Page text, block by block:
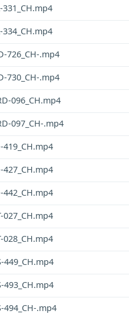
331_CH.mp4
334_CH.mp4
726_CH-.mp4
730_CH-.mp4
096_CH.mp4
097_CH-.mp4
419_CH.mp4
427_CH.mp4
442_CH.mp4
027_CH.mp4
028_CH.mp4
449_CH.mp4
493_CH.mp4
494_CH-.mp4